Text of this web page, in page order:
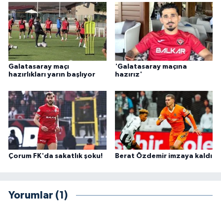
Galatasaray maçı
hazırlıkları yarın başlıyor
'Galatasaray maçına
hazırız'
Çorum FK'da sakatlık şoku! Berat Özdemir imzaya kaldı
Yorumlar (1)